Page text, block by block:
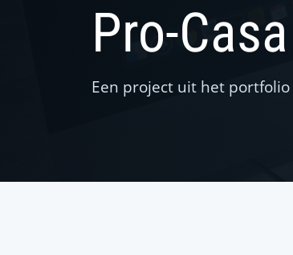
Pro-Casa
Een project uit het